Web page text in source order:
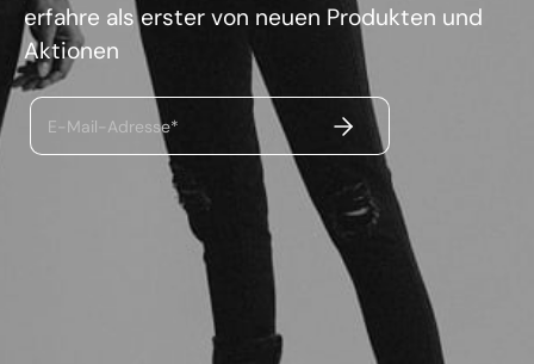
erfahre als erster von neuen Produkten und
Aktionen
E-Mail-Adresse* ABSENDEN